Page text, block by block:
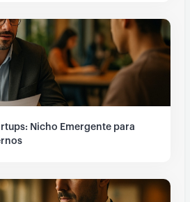
Nicho Emergente para